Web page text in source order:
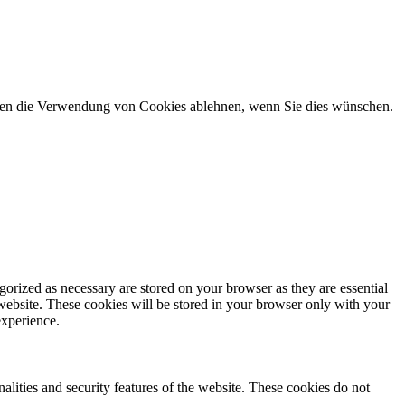
die Verwendung von Cookies ablehnen, wenn Sie dies wünschen.
as necessary are stored on your browser as they are essential
These cookies will be stored in your browser only with your
and security features of the website. These cookies do not